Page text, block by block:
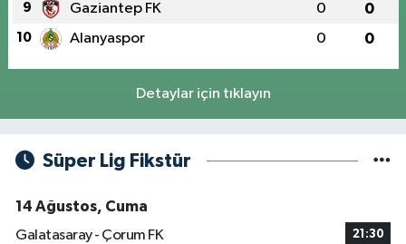
9 Gaziantep FK 0 0
10 Alanyaspor 0 0
Detaylar için tıklayın
Süper Lig Fikstür
14 Ağustos, Cuma
Galatasaray - Çorum FK
21:30